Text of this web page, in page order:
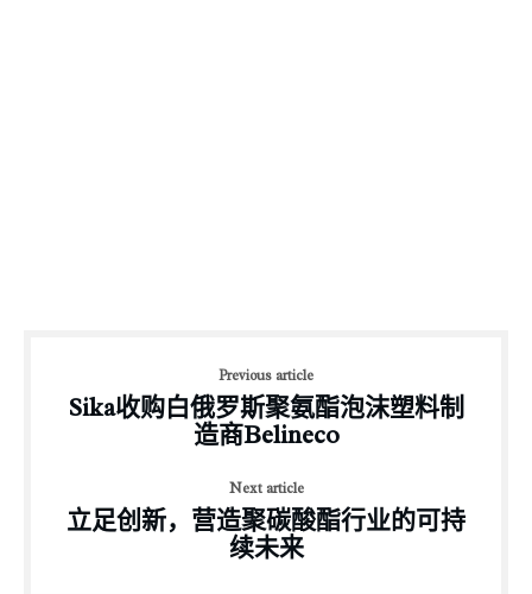
Previous article
Sika收购白俄罗斯聚氨酯泡沫塑料制
造商Belineco
Next article
立足创新，营造聚碳酸酯行业的可持
续未来